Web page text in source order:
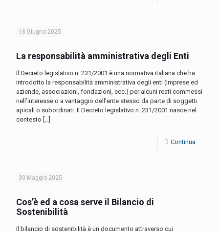
13 Giugno 2025
La responsabilità amministrativa degli Enti
Il Decreto legislativo n. 231/2001 è una normativa italiana che ha
introdotto la responsabilità amministrativa degli enti (imprese ed
aziende, associazioni, fondazioni, ecc.) per alcuni reati commessi
nell’interesse o a vantaggio dell’ente stesso da parte di soggetti
apicali o subordinati. Il Decreto legislativo n. 231/2001 nasce nel
contesto
Continua
30 Maggio 2025
Cos’è ed a cosa serve il Bilancio di
Sostenibilità
Il bilancio di sostenibilità è un documento attraverso cui